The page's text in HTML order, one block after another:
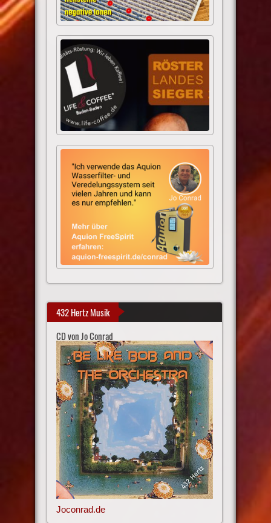
432 Hertz Musik
CD von Jo Conrad
Joconrad.de